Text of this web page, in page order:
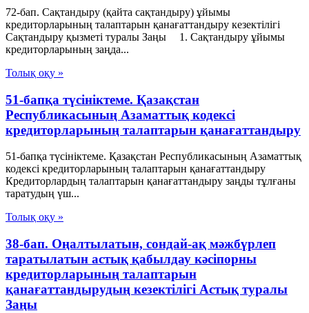
72-бап. Сақтандыру (қайта сақтандыру) ұйымы
кредиторларының талаптарын қанағаттандыру кезектiлiгi
Сақтандыру қызметі туралы Заңы 1. Сақтандыру ұйымы
кредиторларының заңда...
Толық оқу »
51-бапқа түсініктеме. Қазақстан
Республикасының Азаматтық кодексі
кредиторларының талаптарын қанағаттандыру
51-бапқа түсініктеме. Қазақстан Республикасының Азаматтық
кодексі кредиторларының талаптарын қанағаттандыру
Кредиторлардың талаптарын қанағаттандыру заңды тұлғаны
таратудың үш...
Толық оқу »
38-бап. Оңалтылатын, сондай-ақ мәжбүрлеп
таратылатын астық қабылдау кәсiпорны
кредиторларының талаптарын
қанағаттандырудың кезектiлiгi Астық туралы
Заңы